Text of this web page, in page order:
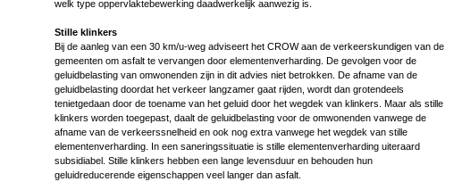
welk type oppervlaktebewerking daadwerkelijk aanwezig is.
Stille klinkers
Bij de aanleg van een 30 km/u-weg adviseert het CROW aan de verkeerskundigen van de
gemeenten om asfalt te vervangen door elementenverharding. De gevolgen voor de
geluidbelasting van omwonenden zijn in dit advies niet betrokken. De afname van de
geluidbelasting doordat het verkeer langzamer gaat rijden, wordt dan grotendeels
tenietgedaan door de toename van het geluid door het wegdek van klinkers. Maar als stille
klinkers worden toegepast, daalt de geluidbelasting voor de omwonenden vanwege de
afname van de verkeerssnelheid en ook nog extra vanwege het wegdek van stille
elementenverharding. In een saneringssituatie is stille elementenverharding uiteraard
subsidiabel. Stille klinkers hebben een lange levensduur en behouden hun
geluidreducerende eigenschappen veel langer dan asfalt.